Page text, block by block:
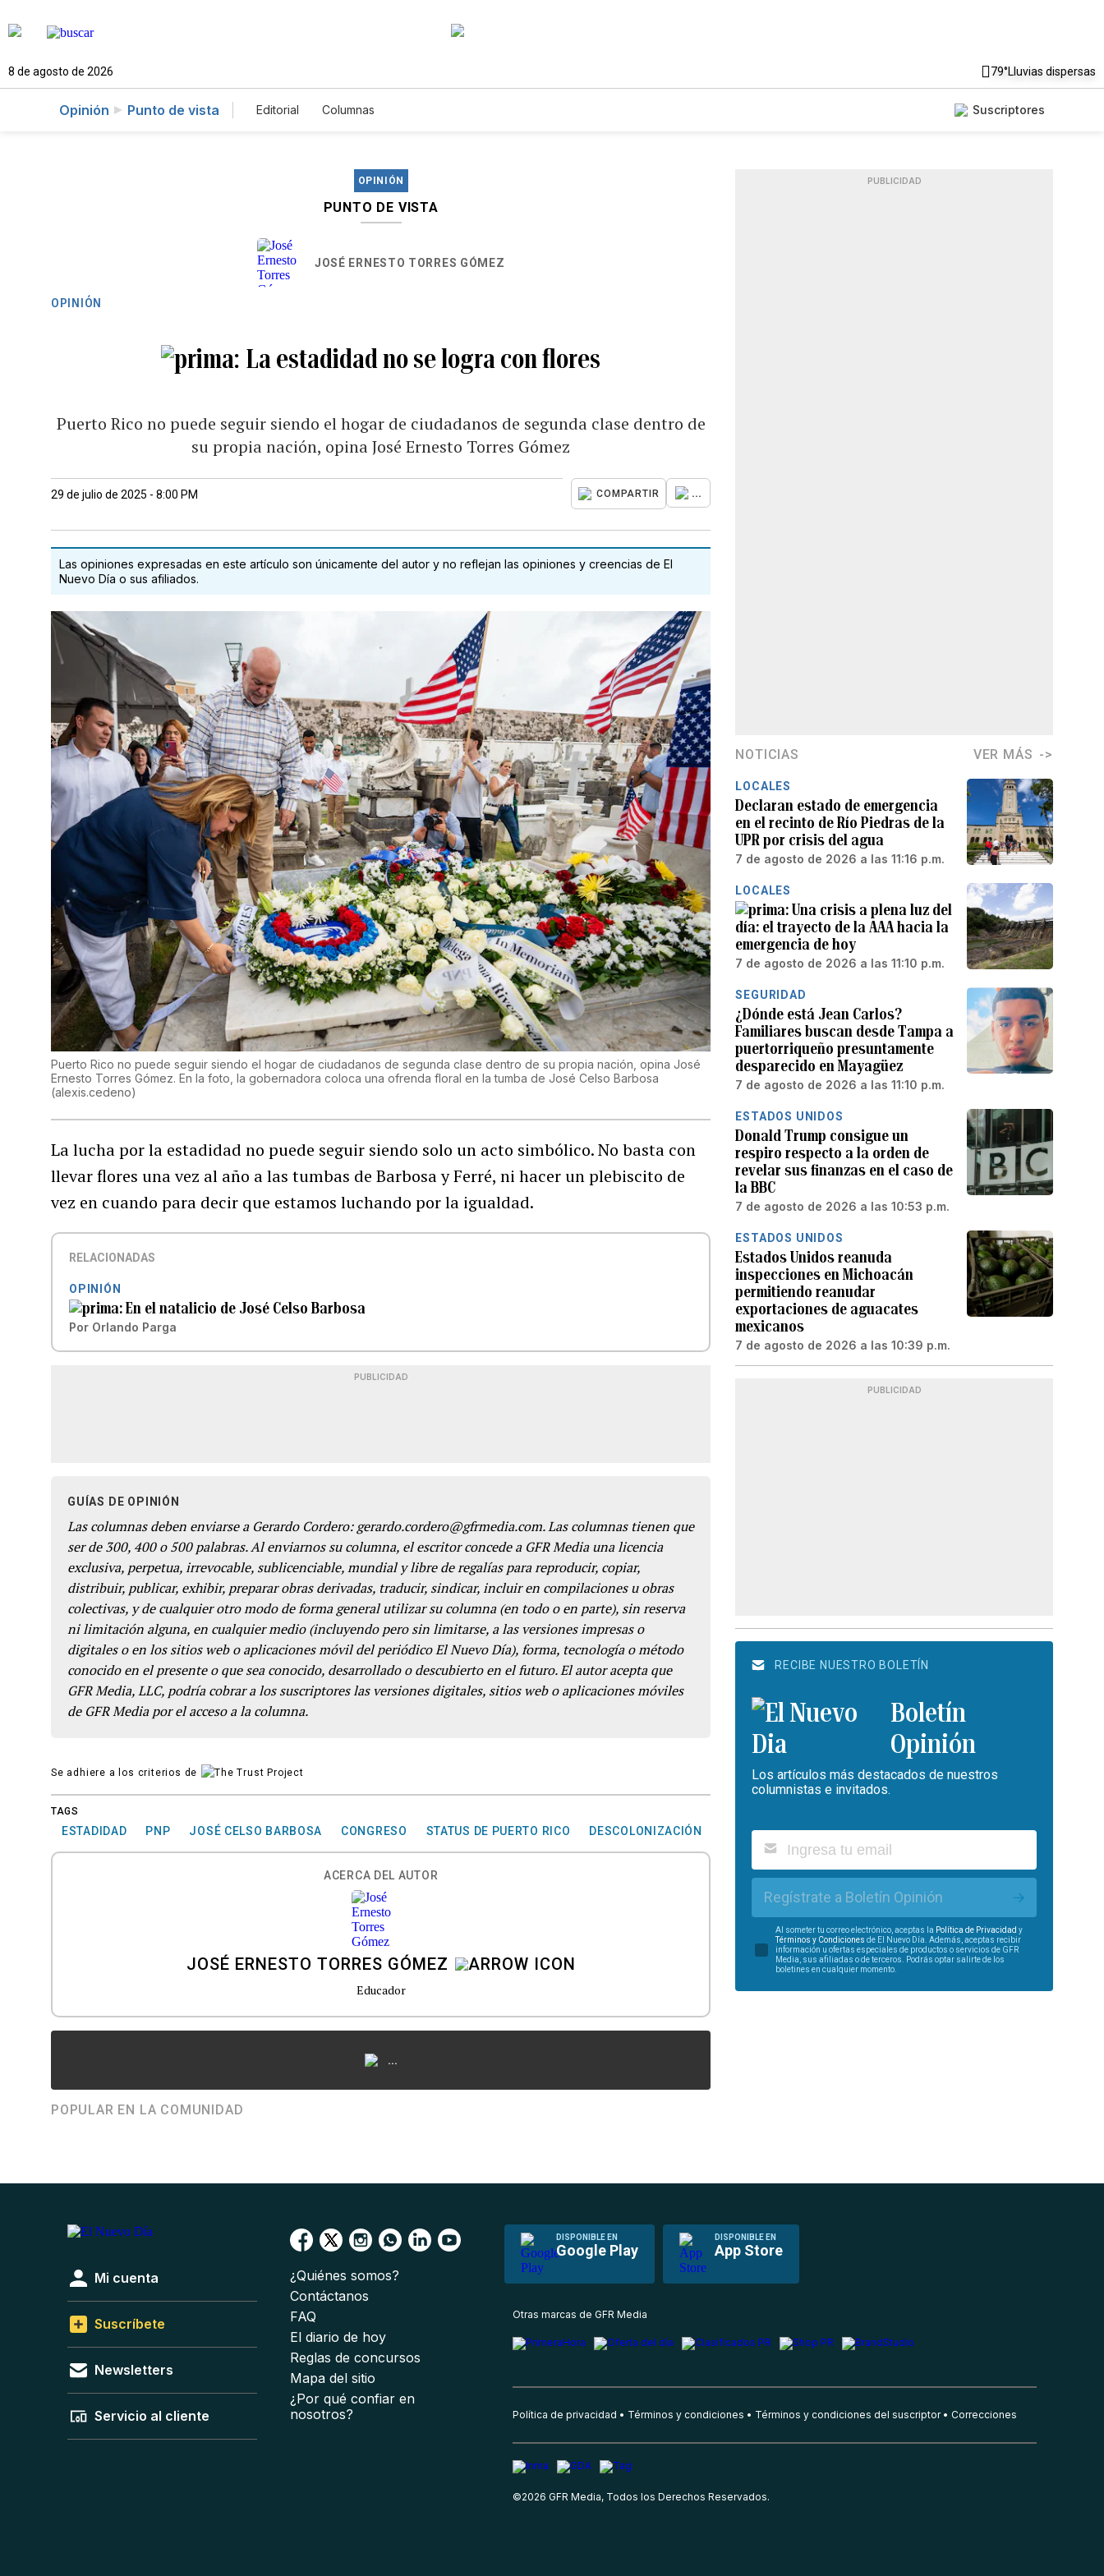
8 de agosto de 2026 79°Lluvias dispersas
Opinión Punto de vista Editorial Columnas Suscriptores
OPINIÓN
PUNTO DE VISTA
JOSÉ ERNESTO TORRES GÓMEZ
OPINIÓN
La estadidad no se logra con flores
Puerto Rico no puede seguir siendo el hogar de ciudadanos de segunda clase dentro de
su propia nación, opina José Ernesto Torres Gómez
29 de julio de 2025 - 8:00 PM COMPARTIR ...
Las opiniones expresadas en este artículo son únicamente del autor y no reflejan las opiniones y creencias de El
Nuevo Día o sus afiliados.
Puerto Rico no puede seguir siendo el hogar de ciudadanos de segunda clase dentro de su propia nación, opina José
Ernesto Torres Gómez. En la foto, la gobernadora coloca una ofrenda floral en la tumba de José Celso Barbosa
(alexis.cedeno)
La lucha por la estadidad no puede seguir siendo solo un acto simbólico. No basta con
llevar flores una vez al año a las tumbas de Barbosa y Ferré, ni hacer un plebiscito de
vez en cuando para decir que estamos luchando por la igualdad.
RELACIONADAS
OPINIÓN
En el natalicio de José Celso Barbosa
Por Orlando Parga
PUBLICIDAD
GUÍAS DE OPINIÓN
Las columnas deben enviarse a Gerardo Cordero: gerardo.cordero@gfrmedia.com. Las columnas tienen que
ser de 300, 400 o 500 palabras. Al enviarnos su columna, el escritor concede a GFR Media una licencia
exclusiva, perpetua, irrevocable, sublicenciable, mundial y libre de regalías para reproducir, copiar,
distribuir, publicar, exhibir, preparar obras derivadas, traducir, sindicar, incluir en compilaciones u obras
colectivas, y de cualquier otro modo de forma general utilizar su columna (en todo o en parte), sin reserva
ni limitación alguna, en cualquier medio (incluyendo pero sin limitarse, a las versiones impresas o
digitales o en los sitios web o aplicaciones móvil del periódico El Nuevo Día), forma, tecnología o método
conocido en el presente o que sea conocido, desarrollado o descubierto en el futuro. El autor acepta que
GFR Media, LLC, podría cobrar a los suscriptores las versiones digitales, sitios web o aplicaciones móviles
de GFR Media por el acceso a la columna.
Se adhiere a los criterios de
TAGS
ESTADIDAD PNP JOSÉ CELSO BARBOSA CONGRESO STATUS DE PUERTO RICO DESCOLONIZACIÓN
ACERCA DEL AUTOR
JOSÉ ERNESTO TORRES GÓMEZ
Educador
...
POPULAR EN LA COMUNIDAD
PUBLICIDAD
NOTICIAS VER MÁS
LOCALES
Declaran estado de emergencia
en el recinto de Río Piedras de la
UPR por crisis del agua
7 de agosto de 2026 a las 11:16 p.m.
LOCALES
Una crisis a plena luz del
día: el trayecto de la AAA hacia la
emergencia de hoy
7 de agosto de 2026 a las 11:10 p.m.
SEGURIDAD
¿Dónde está Jean Carlos?
Familiares buscan desde Tampa a
puertorriqueño presuntamente
desparecido en Mayagüez
7 de agosto de 2026 a las 11:10 p.m.
ESTADOS UNIDOS
Donald Trump consigue un
respiro respecto a la orden de
revelar sus finanzas en el caso de
la BBC
7 de agosto de 2026 a las 10:53 p.m.
ESTADOS UNIDOS
Estados Unidos reanuda
inspecciones en Michoacán
permitiendo reanudar
exportaciones de aguacates
mexicanos
7 de agosto de 2026 a las 10:39 p.m.
PUBLICIDAD
RECIBE NUESTRO BOLETÍN
Boletín
Opinión
Los artículos más destacados de nuestros
columnistas e invitados.
Regístrate a Boletín Opinión
Al someter tu correo electrónico, aceptas la Política de Privacidad y
Términos y Condiciones de El Nuevo Día. Además, aceptas recibir
información u ofertas especiales de productos o servicios de GFR
Media, sus afiliadas o de terceros. Podrás optar salirte de los
boletines en cualquier momento.
DISPONIBLE EN
Google Play
DISPONIBLE EN
App Store
Mi cuenta
Suscríbete
Newsletters
Servicio al cliente
¿Quiénes somos?
Contáctanos
FAQ
El diario de hoy
Reglas de concursos
Mapa del sitio
¿Por qué confiar en
nosotros?
Otras marcas de GFR Media
Política de privacidad Términos y condiciones Términos y condiciones del suscriptor Correcciones
©2026 GFR Media, Todos los Derechos Reservados.